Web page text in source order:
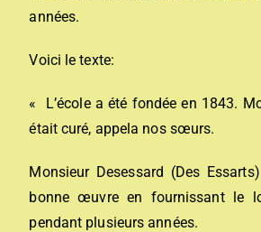
années.
Voici le texte:
« L’école a été fondée en 1843.
était curé, appela nos sœurs.
Monsieur Desessard (Des
bonne œuvre en fournissant le
pendant plusieurs années.